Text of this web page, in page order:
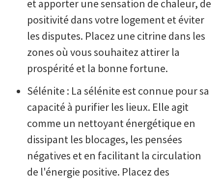
et apporter une sensation de chaleur, de
positivité dans votre logement et éviter
les disputes. Placez une citrine dans les
zones où vous souhaitez attirer la
prospérité et la bonne fortune.
Sélénite : La sélénite est connue pour sa
capacité à purifier les lieux. Elle agit
comme un nettoyant énergétique en
dissipant les blocages, les pensées
négatives et en facilitant la circulation
de l'énergie positive. Placez des